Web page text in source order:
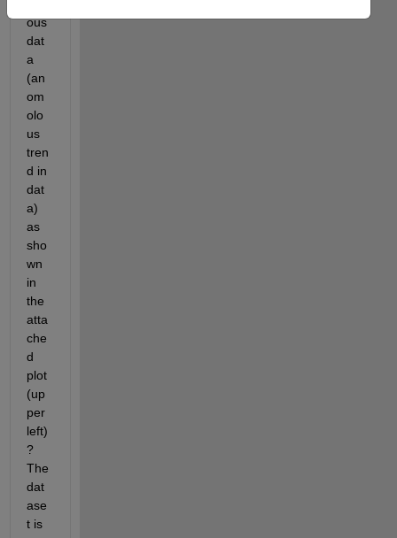
ous
dat
a
(an
om
olo
us
tren
d in
dat
a)
as
sho
wn
in
the
atta
che
d
plot
(up
per
left)
?
The
dat
ase
t is